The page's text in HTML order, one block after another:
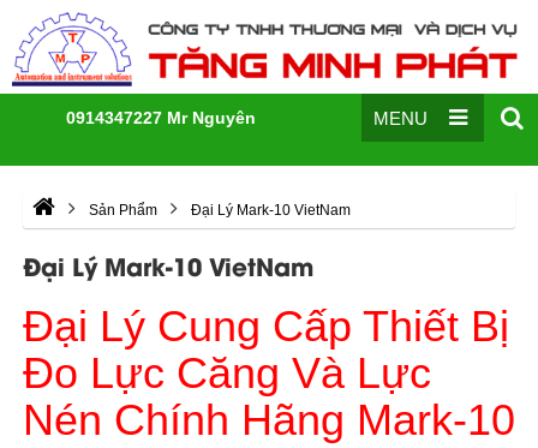
0914347227 Mr Nguyên MENU
Sản Phẩm Đại Lý Mark-10 VietNam
Đại Lý Mark-10 VietNam
Đại Lý Cung Cấp Thiết Bị
Đo Lực Căng Và Lực
Nén Chính Hãng Mark-10